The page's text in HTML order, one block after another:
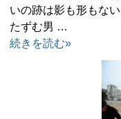
いの跡は影も形もな
たずむ男 …
続きを読む»